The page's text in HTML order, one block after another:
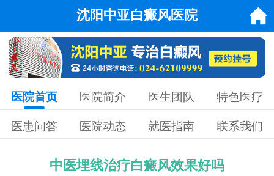
沈阳中亚白癜风医院
医院首页 医院简介 医生团队 特色医疗
医患问答 医院动态 就医指南 联系我们
中医埋线治疗白癜风效果好吗